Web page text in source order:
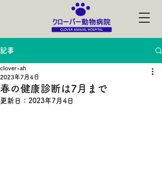
記事
春の健康診断は7月まで
clover-ah
2023年7月4日
更新日： 2023年7月4日